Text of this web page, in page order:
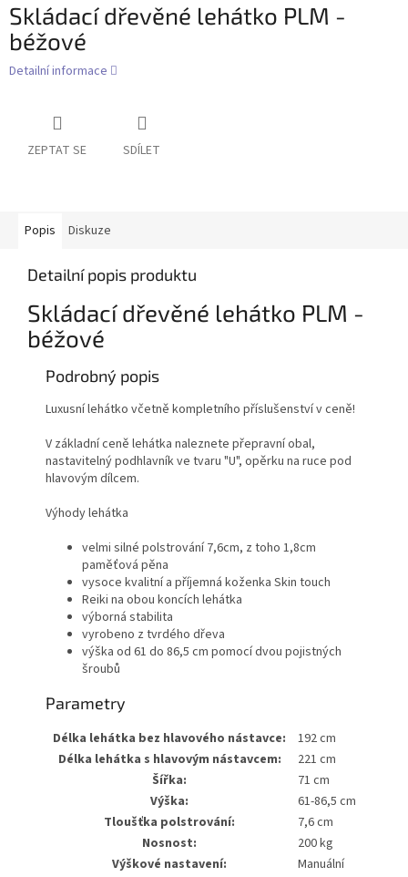
Skládací dřevěné lehátko PLM -
béžové
Detailní informace
ZEPTAT SE SDÍLET
Popis Diskuze
Detailní popis produktu
Skládací dřevěné lehátko PLM -
béžové
Podrobný popis
Luxusní lehátko včetně kompletního příslušenství v ceně!
V základní ceně lehátka naleznete přepravní obal,
nastavitelný podhlavník ve tvaru "U", opěrku na ruce pod
hlavovým dílcem.
Výhody lehátka
velmi silné polstrování 7,6cm, z toho 1,8cm
paměťová pěna
vysoce kvalitní a příjemná koženka Skin touch
Reiki na obou koncích lehátka
výborná stabilita
vyrobeno z tvrdého dřeva
výška od 61 do 86,5 cm pomocí dvou pojistných
šroubů
Parametry
Délka lehátka bez hlavového nástavce:
192 cm
Délka lehátka s hlavovým nástavcem:
221 cm
Šířka:
71 cm
Výška:
61-86,5 cm
Tloušťka polstrování:
7,6 cm
Nosnost:
200 kg
Výškové nastavení:
Manuální